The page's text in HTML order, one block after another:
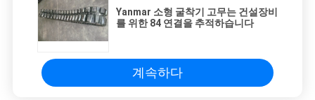
Yanmar 소형 굴착기 고무는 건설장비
를 위한 84 연결을 추적하습니다
계속하다